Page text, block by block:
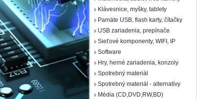
Klávesnice, myšky, tablety
Pamäte USB, flash karty, čítačky
USB zariadenia, prepínače
Sieťové komponenty, WIFI, IP
Software
Hry, herné zariadenia, konzoly
Spotrebný materiál
Spotrebný materiál - alternatívy
Média (CD,DVD,RW,BD)